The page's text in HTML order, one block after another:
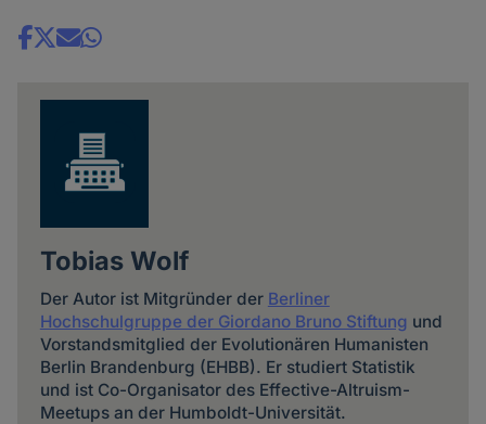
Share
Tobias Wolf
Der Autor ist Mitgründer der Berliner
Hochschulgruppe der Giordano Bruno Stiftung und
Vorstandsmitglied der Evolutionären Humanisten
Berlin Brandenburg (EHBB). Er studiert Statistik
und ist Co-Organisator des Effective-Altruism-
Meetups an der Humboldt-Universität.